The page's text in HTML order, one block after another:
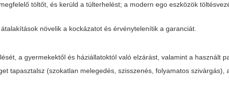
töltőt, és kerüld a túlterhelést; a modern ego eszközök
növelik a kockázatot és érvénytelenítik a garanciát.
a gyermekektől és háziállatoktól való elzárást, valamint a használt
tapasztalsz (szokatlan melegedés, szisszenés, folyamatos szivárgás),